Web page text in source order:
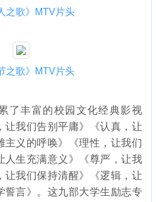
之歌》MTV片头
之歌》MTV片头
了丰富的校园文化经典影视
让我们告别平庸》《认真，让
主义的呼唤》《理性，让我们
人生充满意义》《尊严，让我
让我们保持清醒》《逻辑，让
誓言》。这九部大学生励志专